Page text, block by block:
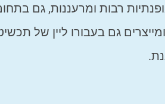
רבות ומרעננות, גם
גם בעבורו ליין של